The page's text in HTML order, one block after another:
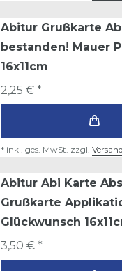
Abitur Grußkarte
bestanden! Mauer
16x11cm
2,25 € *
* inkl. ges. MwSt. zzgl.
Abitur Abi Karte
Grußkarte
Glückwunsch
3,50 € *